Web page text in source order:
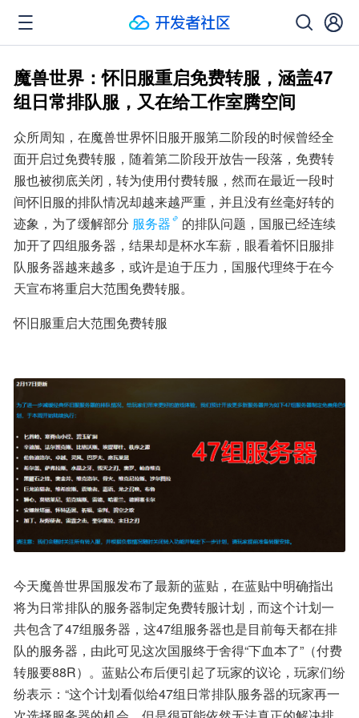
魔兽世界：怀旧服重启免费转服，涵盖47
组日常排队服，又在给工作室腾空间
众所周知，在魔兽世界怀旧服开服第二阶段的时候曾经全
面开启过免费转服，随着第二阶段开放告一段落，免费转
服也被彻底关闭，转为使用付费转服，然而在最近一段时
间怀旧服的排队情况却越来越严重，并且没有丝毫好转的
迹象，为了缓解部分 服务器
的排队问题，国服已经连续
加开了四组服务器，结果却是杯水车薪，眼看着怀旧服排
队服务器越来越多，或许是迫于压力，国服代理终于在今
天宣布将重启大范围免费转服。
怀旧服重启大范围免费转服
今天魔兽世界国服发布了最新的蓝贴，在蓝贴中明确指出
将为日常排队的服务器制定免费转服计划，而这个计划一
共包含了47组服务器，这47组服务器也是目前每天都在排
队的服务器，由此可见这次国服终于舍得“下血本了”（付费
转服要88R）。蓝贴公布后便引起了玩家的议论，玩家们纷
纷表示：“这个计划看似给47组日常排队服务器的玩家再一